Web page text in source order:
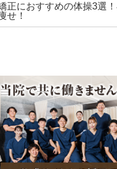
正におすすめの体操3選
せ！